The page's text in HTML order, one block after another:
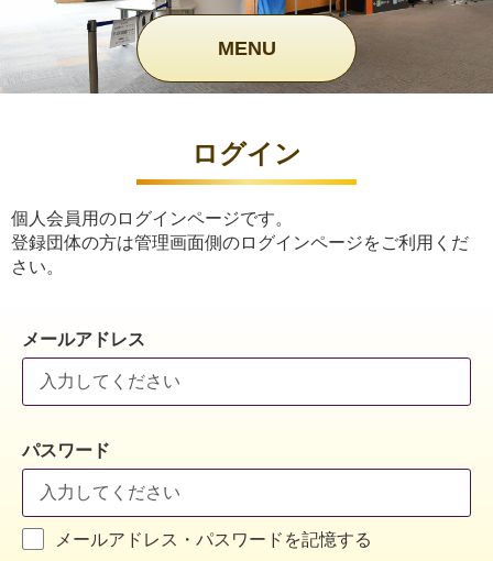
MENU
ログイン
個人会員用のログインページです。
登録団体の方は管理画面側のログインページをご利用くだ
さい。
メールアドレス
パスワード
メールアドレス・パスワードを記憶する